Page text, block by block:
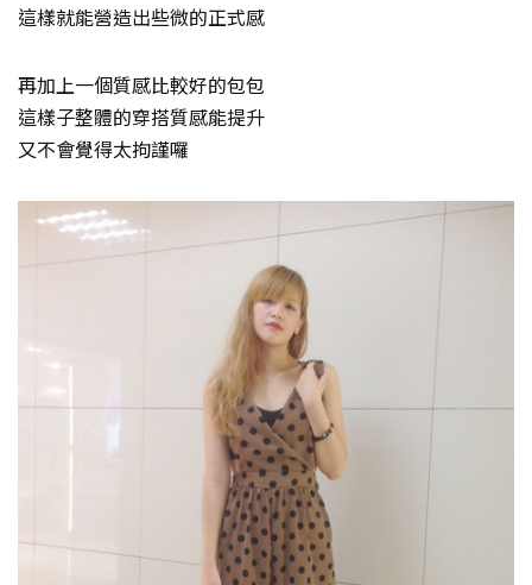
這樣就能營造出些微的正式感
再加上一個質感比較好的包包
這樣子整體的穿搭質感能提升
又不會覺得太拘謹囉